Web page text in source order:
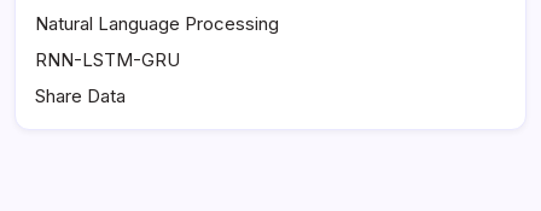
Natural Language Processing
RNN-LSTM-GRU
Share Data